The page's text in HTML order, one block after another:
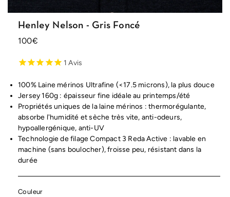
Henley Nelson - Gris Foncé
Prix
100€
1 Avis
100% Laine mérinos Ultrafine (<17.5 microns), la plus douce
Jersey 160g : épaisseur fine idéale au printemps/été
Propriétés uniques de la laine mérinos : thermorégulante,
absorbe l'humidité et sèche très vite, anti-odeurs,
hypoallergénique, anti-UV
Technologie de filage Compact 3 Reda Active : lavable en
machine (sans boulocher), froisse peu, résistant dans la
durée
Couleur